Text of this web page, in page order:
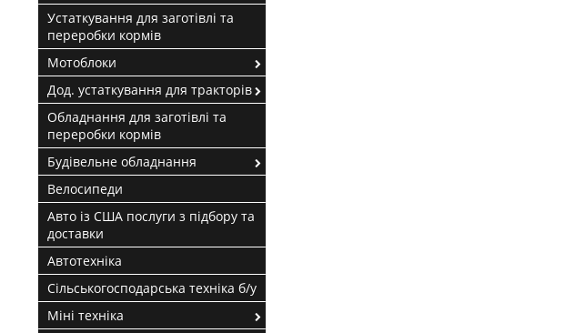
Устаткування для заготівлі та
переробки кормів
Мотоблоки
Дод. устаткування для тракторів
Обладнання для заготівлі та
переробки кормів
Будівельне обладнання
Велосипеди
Авто із США послуги з підбору та
доставки
Автотехніка
Сільськогосподарська техніка б/у
Міні техніка